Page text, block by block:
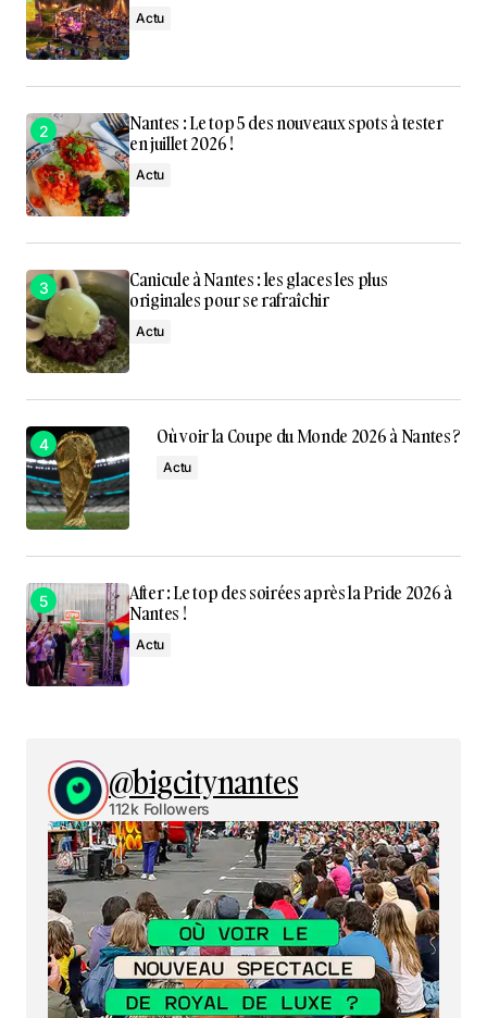
Actu
Nantes : Le top 5 des nouveaux spots à tester
en juillet 2026 !
Actu
Canicule à Nantes : les glaces les plus
originales pour se rafraîchir
Actu
Où voir la Coupe du Monde 2026 à Nantes ?
Actu
After : Le top des soirées après la Pride 2026 à
Nantes !
Actu
@bigcitynantes
112k Followers